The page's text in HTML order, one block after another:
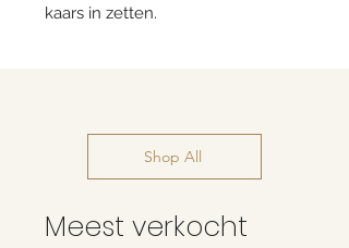
kaars in zetten.
Shop All
Meest verkocht